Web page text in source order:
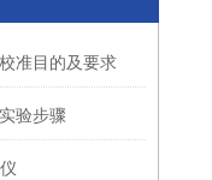
准目的及要求
验步骤